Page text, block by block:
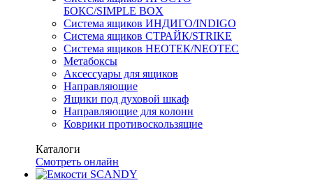
БОКС/SIMPLE BOX
Система ящиков ИНДИГО/INDIGO
Система ящиков СТРАЙК/STRIKE
Система ящиков НЕОТЕК/NEOTEC
Метабоксы
Аксессуары для ящиков
Направляющие
Ящики под духовой шкаф
Направляющие для колонн
Коврики противоскользящие
Каталоги
Смотреть онлайн